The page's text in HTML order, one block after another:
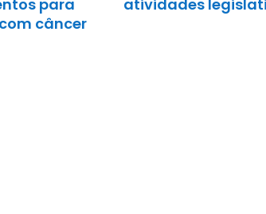
para
câncer
atividades